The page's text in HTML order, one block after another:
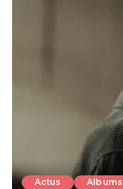
Actus Albums